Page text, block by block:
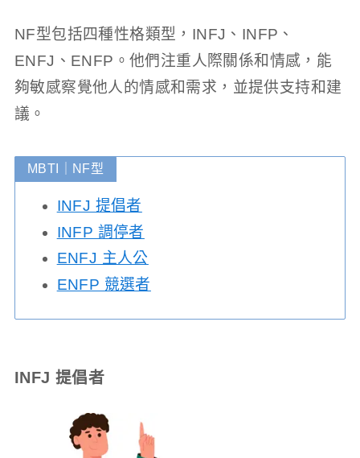
NF型包括四種性格類型，INFJ、INFP、
ENFJ、ENFP。他們注重人際關係和情感，能
夠敏感察覺他人的情感和需求，並提供支持和建
議。
MBTI｜NF型
INFJ 提倡者
INFP 調停者
ENFJ 主人公
ENFP 競選者
INFJ 提倡者